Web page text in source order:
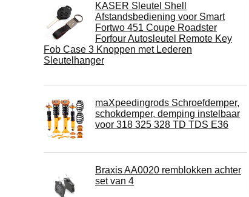
KASER Sleutel Shell
Afstandsbediening voor Smart
Fortwo 451 Coupe Roadster
Forfour Autosleutel Remote Key
Fob Case 3 Knoppen met Lederen
Sleutelhanger
maXpeedingrods Schroefdemper,
schokdemper, demping instelbaar
voor 318 325 328 TD TDS E36
Braxis AA0020 remblokken achter
set van 4